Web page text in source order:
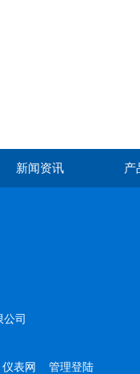
新闻资讯 产
司
仪表网 管理登陆